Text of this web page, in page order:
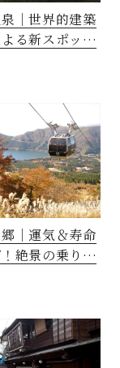
｜世界的建築
る新スポット
｜運気＆寿命
絶景の乗り物